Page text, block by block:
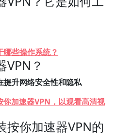
些操作系统？
VPN？
提升网络安全性和隐私
加速器VPN，以观看高清视
按你加速器VPN的